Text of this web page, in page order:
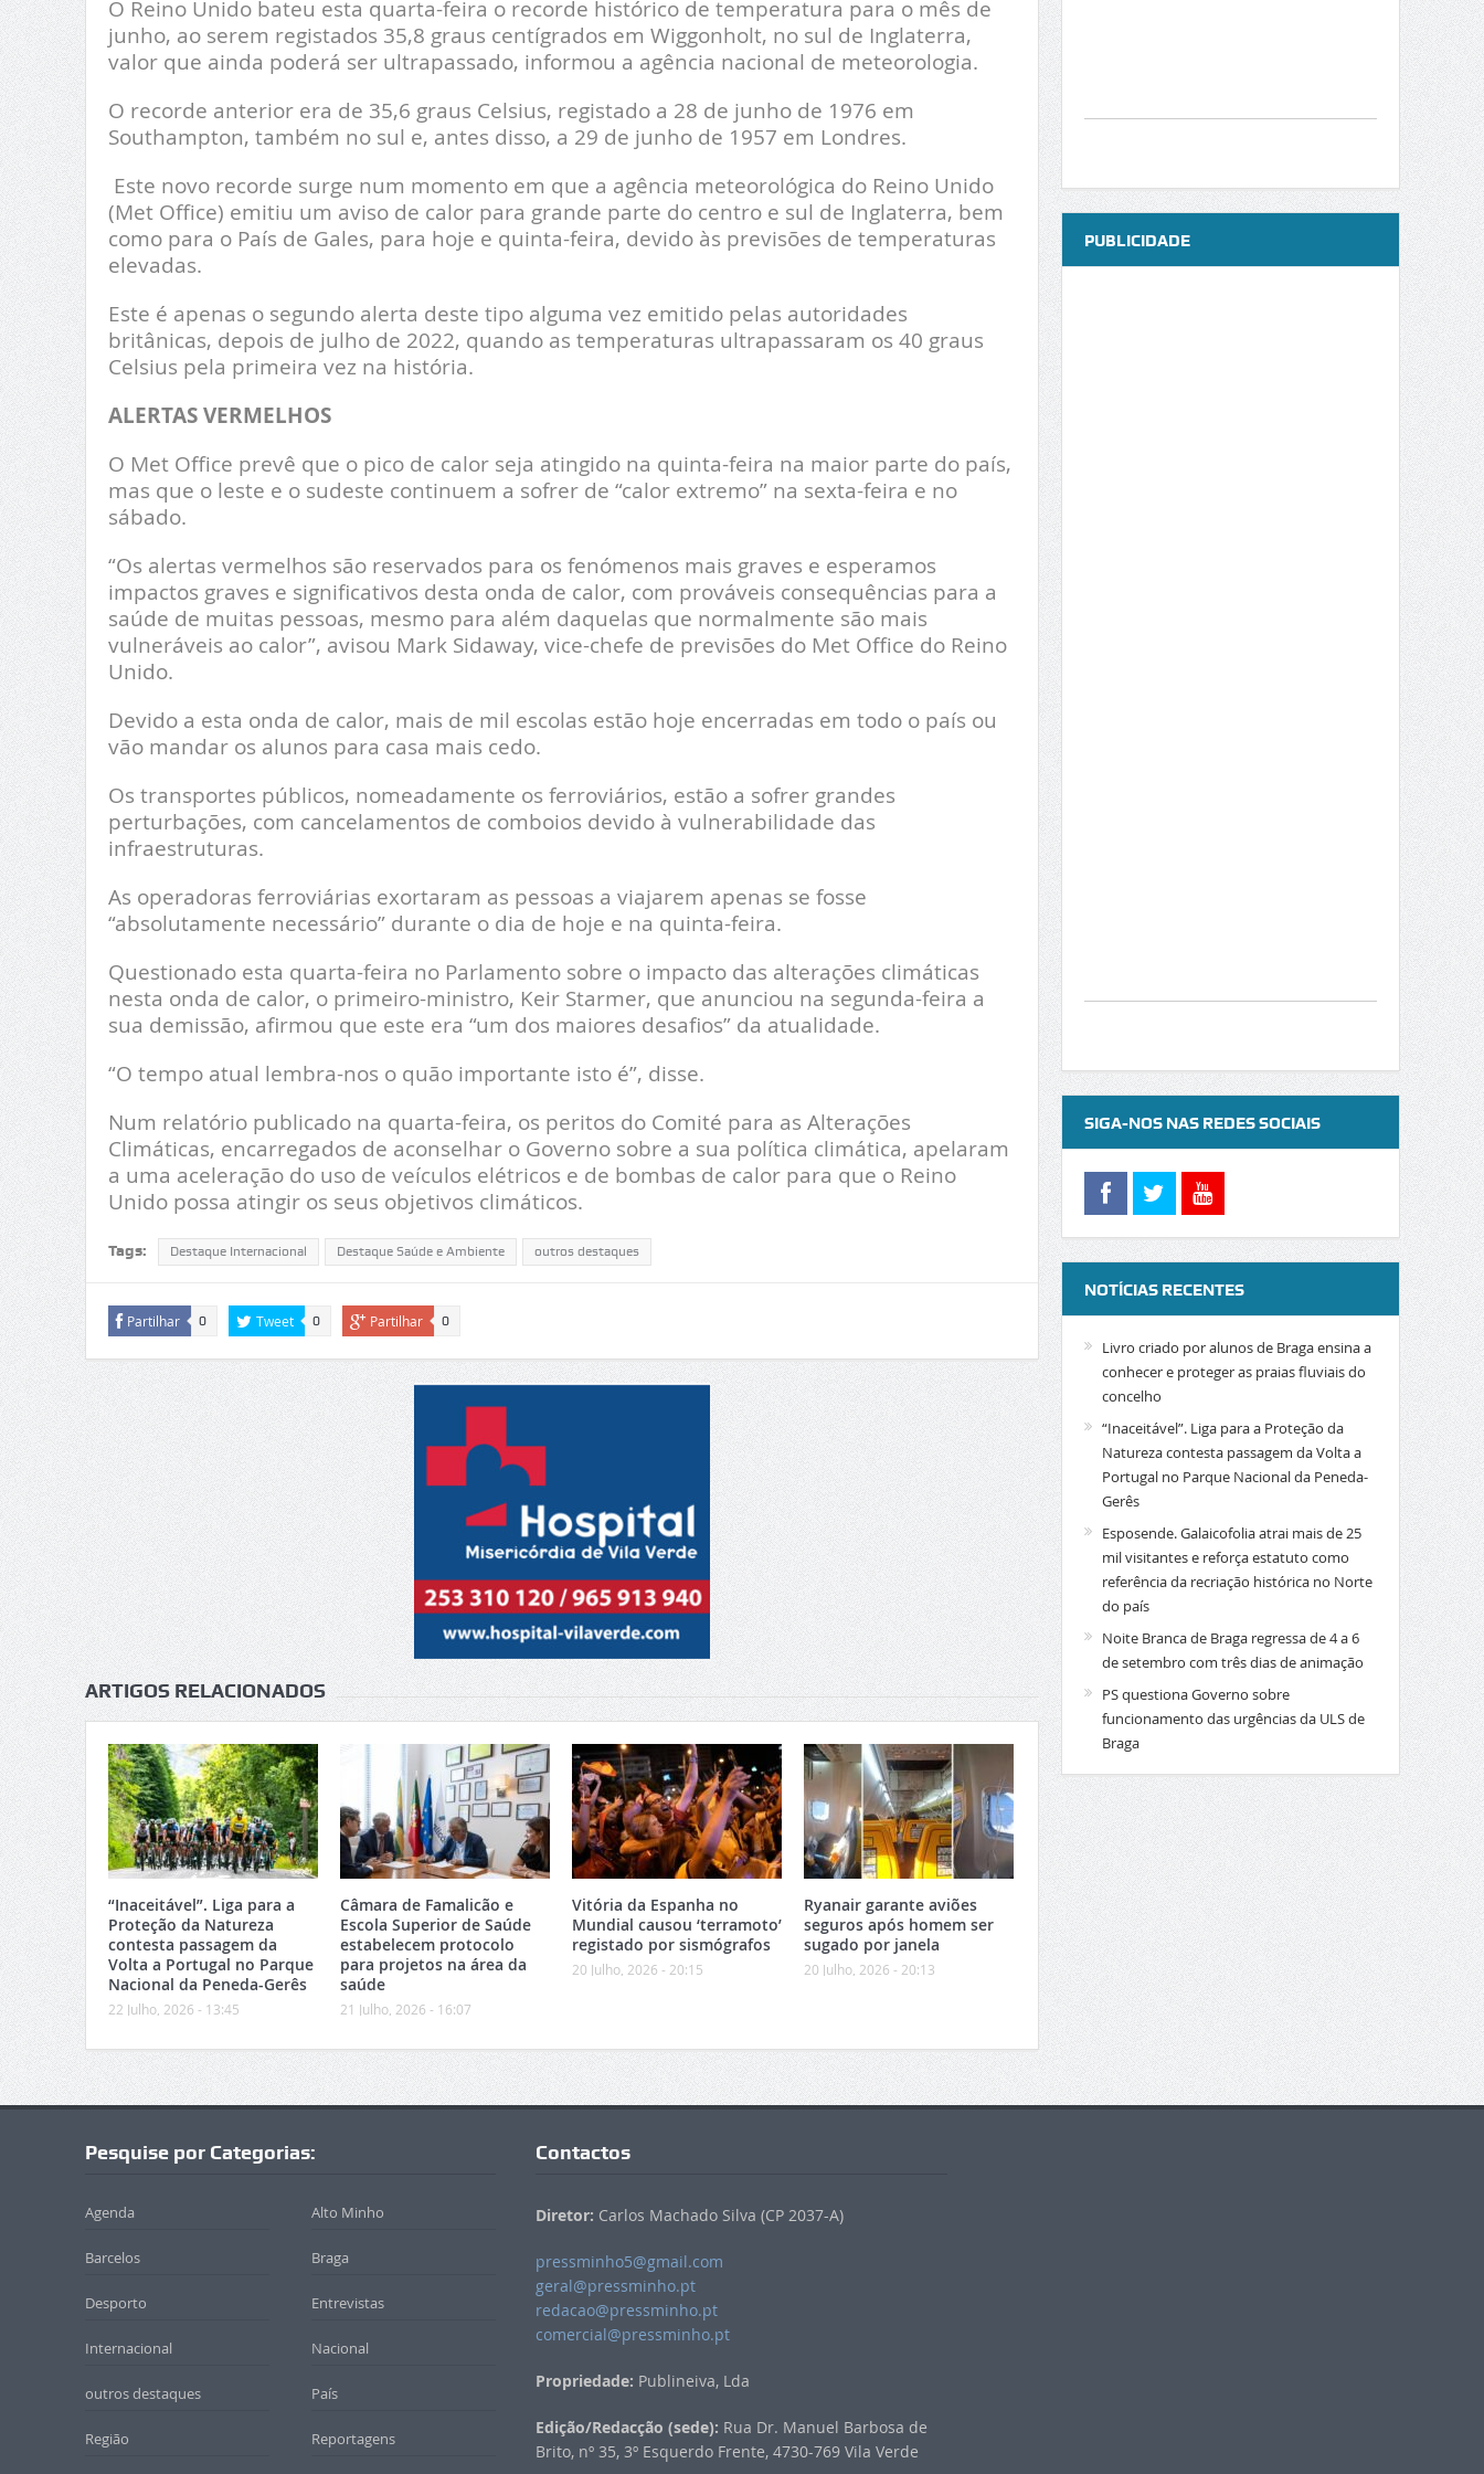
O Reino Unido bateu esta quarta-feira o recorde histórico de temperatura para o mês de
junho, ao serem registados 35,8 graus centígrados em Wiggonholt, no sul de Inglaterra,
valor que ainda poderá ser ultrapassado, informou a agência nacional de meteorologia.
O recorde anterior era de 35,6 graus Celsius, registado a 28 de junho de 1976 em
Southampton, também no sul e, antes disso, a 29 de junho de 1957 em Londres.
Este novo recorde surge num momento em que a agência meteorológica do Reino Unido
(Met Office) emitiu um aviso de calor para grande parte do centro e sul de Inglaterra, bem
como para o País de Gales, para hoje e quinta-feira, devido às previsões de temperaturas
elevadas.
Este é apenas o segundo alerta deste tipo alguma vez emitido pelas autoridades
britânicas, depois de julho de 2022, quando as temperaturas ultrapassaram os 40 graus
Celsius pela primeira vez na história.
ALERTAS VERMELHOS
O Met Office prevê que o pico de calor seja atingido na quinta-feira na maior parte do país,
mas que o leste e o sudeste continuem a sofrer de “calor extremo” na sexta-feira e no
sábado.
“Os alertas vermelhos são reservados para os fenómenos mais graves e esperamos
impactos graves e significativos desta onda de calor, com prováveis consequências para a
saúde de muitas pessoas, mesmo para além daquelas que normalmente são mais
vulneráveis ao calor”, avisou Mark Sidaway, vice-chefe de previsões do Met Office do Reino
Unido.
Devido a esta onda de calor, mais de mil escolas estão hoje encerradas em todo o país ou
vão mandar os alunos para casa mais cedo.
Os transportes públicos, nomeadamente os ferroviários, estão a sofrer grandes
perturbações, com cancelamentos de comboios devido à vulnerabilidade das
infraestruturas.
As operadoras ferroviárias exortaram as pessoas a viajarem apenas se fosse
“absolutamente necessário” durante o dia de hoje e na quinta-feira.
Questionado esta quarta-feira no Parlamento sobre o impacto das alterações climáticas
nesta onda de calor, o primeiro-ministro, Keir Starmer, que anunciou na segunda-feira a
sua demissão, afirmou que este era “um dos maiores desafios” da atualidade.
“O tempo atual lembra-nos o quão importante isto é”, disse.
Num relatório publicado na quarta-feira, os peritos do Comité para as Alterações
Climáticas, encarregados de aconselhar o Governo sobre a sua política climática, apelaram
a uma aceleração do uso de veículos elétricos e de bombas de calor para que o Reino
Unido possa atingir os seus objetivos climáticos.
Tags: Destaque Internacional Destaque Saúde e Ambiente outros destaques
Partilhar 0 Tweet 0 Partilhar 0
ARTIGOS RELACIONADOS
“Inaceitável”. Liga para a
Proteção da Natureza
contesta passagem da
Volta a Portugal no Parque
Nacional da Peneda-Gerês
22 Julho, 2026 - 13:45
Câmara de Famalicão e
Escola Superior de Saúde
estabelecem protocolo
para projetos na área da
saúde
21 Julho, 2026 - 16:07
Vitória da Espanha no
Mundial causou ‘terramoto’
registado por sismógrafos
20 Julho, 2026 - 20:15
Ryanair garante aviões
seguros após homem ser
sugado por janela
20 Julho, 2026 - 20:13
PUBLICIDADE
SIGA-NOS NAS REDES SOCIAIS
NOTÍCIAS RECENTES
Livro criado por alunos de Braga ensina a
conhecer e proteger as praias fluviais do
concelho
“Inaceitável”. Liga para a Proteção da
Natureza contesta passagem da Volta a
Portugal no Parque Nacional da Peneda-
Gerês
Esposende. Galaicofolia atrai mais de 25
mil visitantes e reforça estatuto como
referência da recriação histórica no Norte
do país
Noite Branca de Braga regressa de 4 a 6
de setembro com três dias de animação
PS questiona Governo sobre
funcionamento das urgências da ULS de
Braga
Pesquise por Categorias:
Agenda Alto Minho
Barcelos Braga
Desporto Entrevistas
Internacional Nacional
outros destaques País
Região Reportagens
Contactos
Diretor: Carlos Machado Silva (CP 2037-A)
pressminho5@gmail.com
geral@pressminho.pt
redacao@pressminho.pt
comercial@pressminho.pt
Propriedade: Publineiva, Lda
Edição/Redacção (sede): Rua Dr. Manuel Barbosa de
Brito, nº 35, 3º Esquerdo Frente, 4730-769 Vila Verde